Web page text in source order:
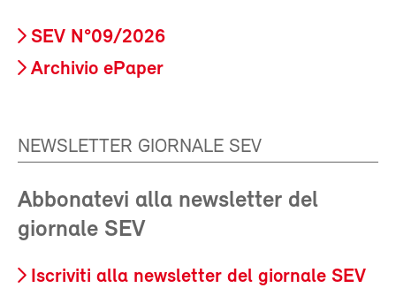
SEV N°09/2026
Archivio ePaper
NEWSLETTER GIORNALE SEV
Abbonatevi alla newsletter del
giornale SEV
Iscriviti alla newsletter del giornale SEV